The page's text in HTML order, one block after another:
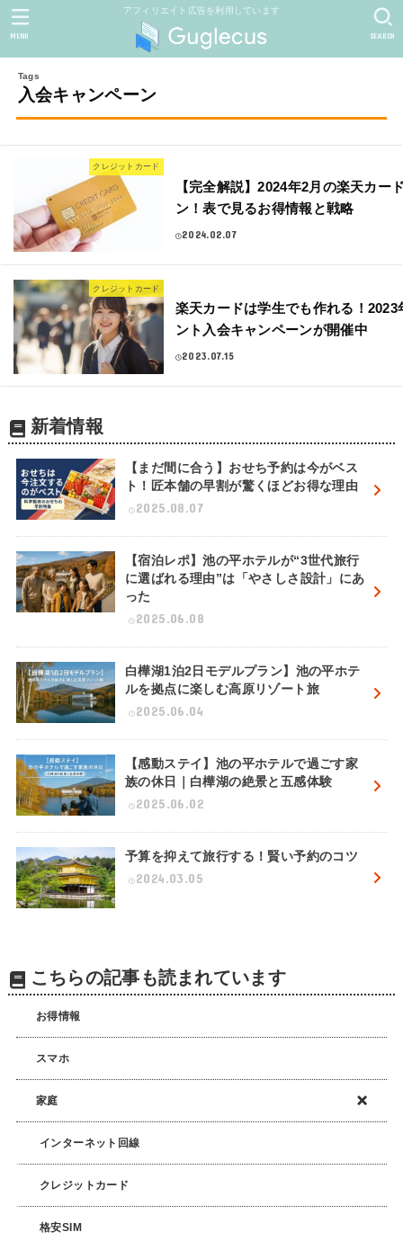
アフィリエイト広告を利用しています
SEARCH
MENU
入会キャンペーン
クレジットカード
【完全解説】2024年2月の楽天カー
ン！表で見るお得情報と戦略
2024.02.07
クレジットカード
楽天カードは学生でも作れる！2023
ント入会キャンペーンが開催中
2023.07.15
新着情報
【まだ間に合う】おせち予約は今がベス
ト！匠本舗の早割が驚くほどお得な理由
2025.08.07
【宿泊レポ】池の平ホテルが“3世代旅行
に選ばれる理由”は「やさしさ設計」にあ
った
2025.06.08
白樺湖1泊2日モデルプラン】池の平ホテ
ルを拠点に楽しむ高原リゾート旅
2025.06.04
【感動ステイ】池の平ホテルで過ごす家
族の休日｜白樺湖の絶景と五感体験
2025.06.02
予算を抑えて旅行する！賢い予約のコツ
2024.03.05
こちらの記事も読まれています
お得情報
スマホ
家庭
インターネット回線
クレジットカード
格安SIM